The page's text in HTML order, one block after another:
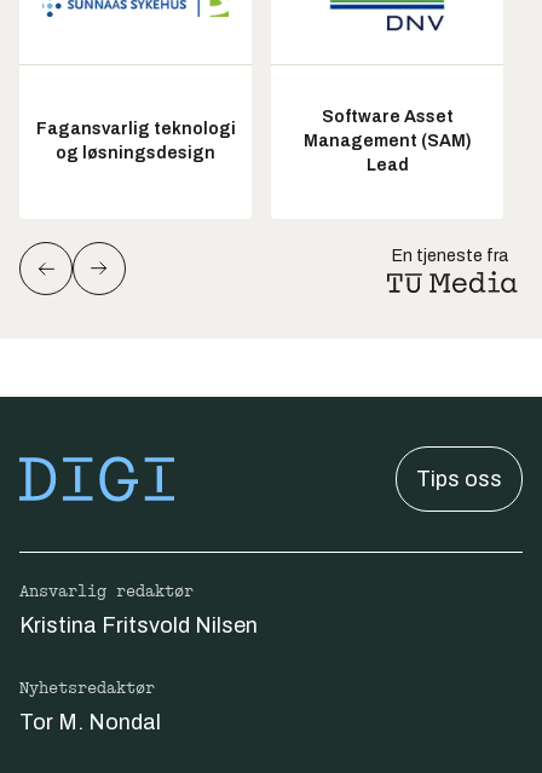
Fagansvarlig teknologi
og løsningsdesign
Software Asset
Management (SAM)
Lead
En tjeneste fra
Tips oss
Ansvarlig redaktør
Kristina Fritsvold Nilsen
Nyhetsredaktør
Tor M. Nondal